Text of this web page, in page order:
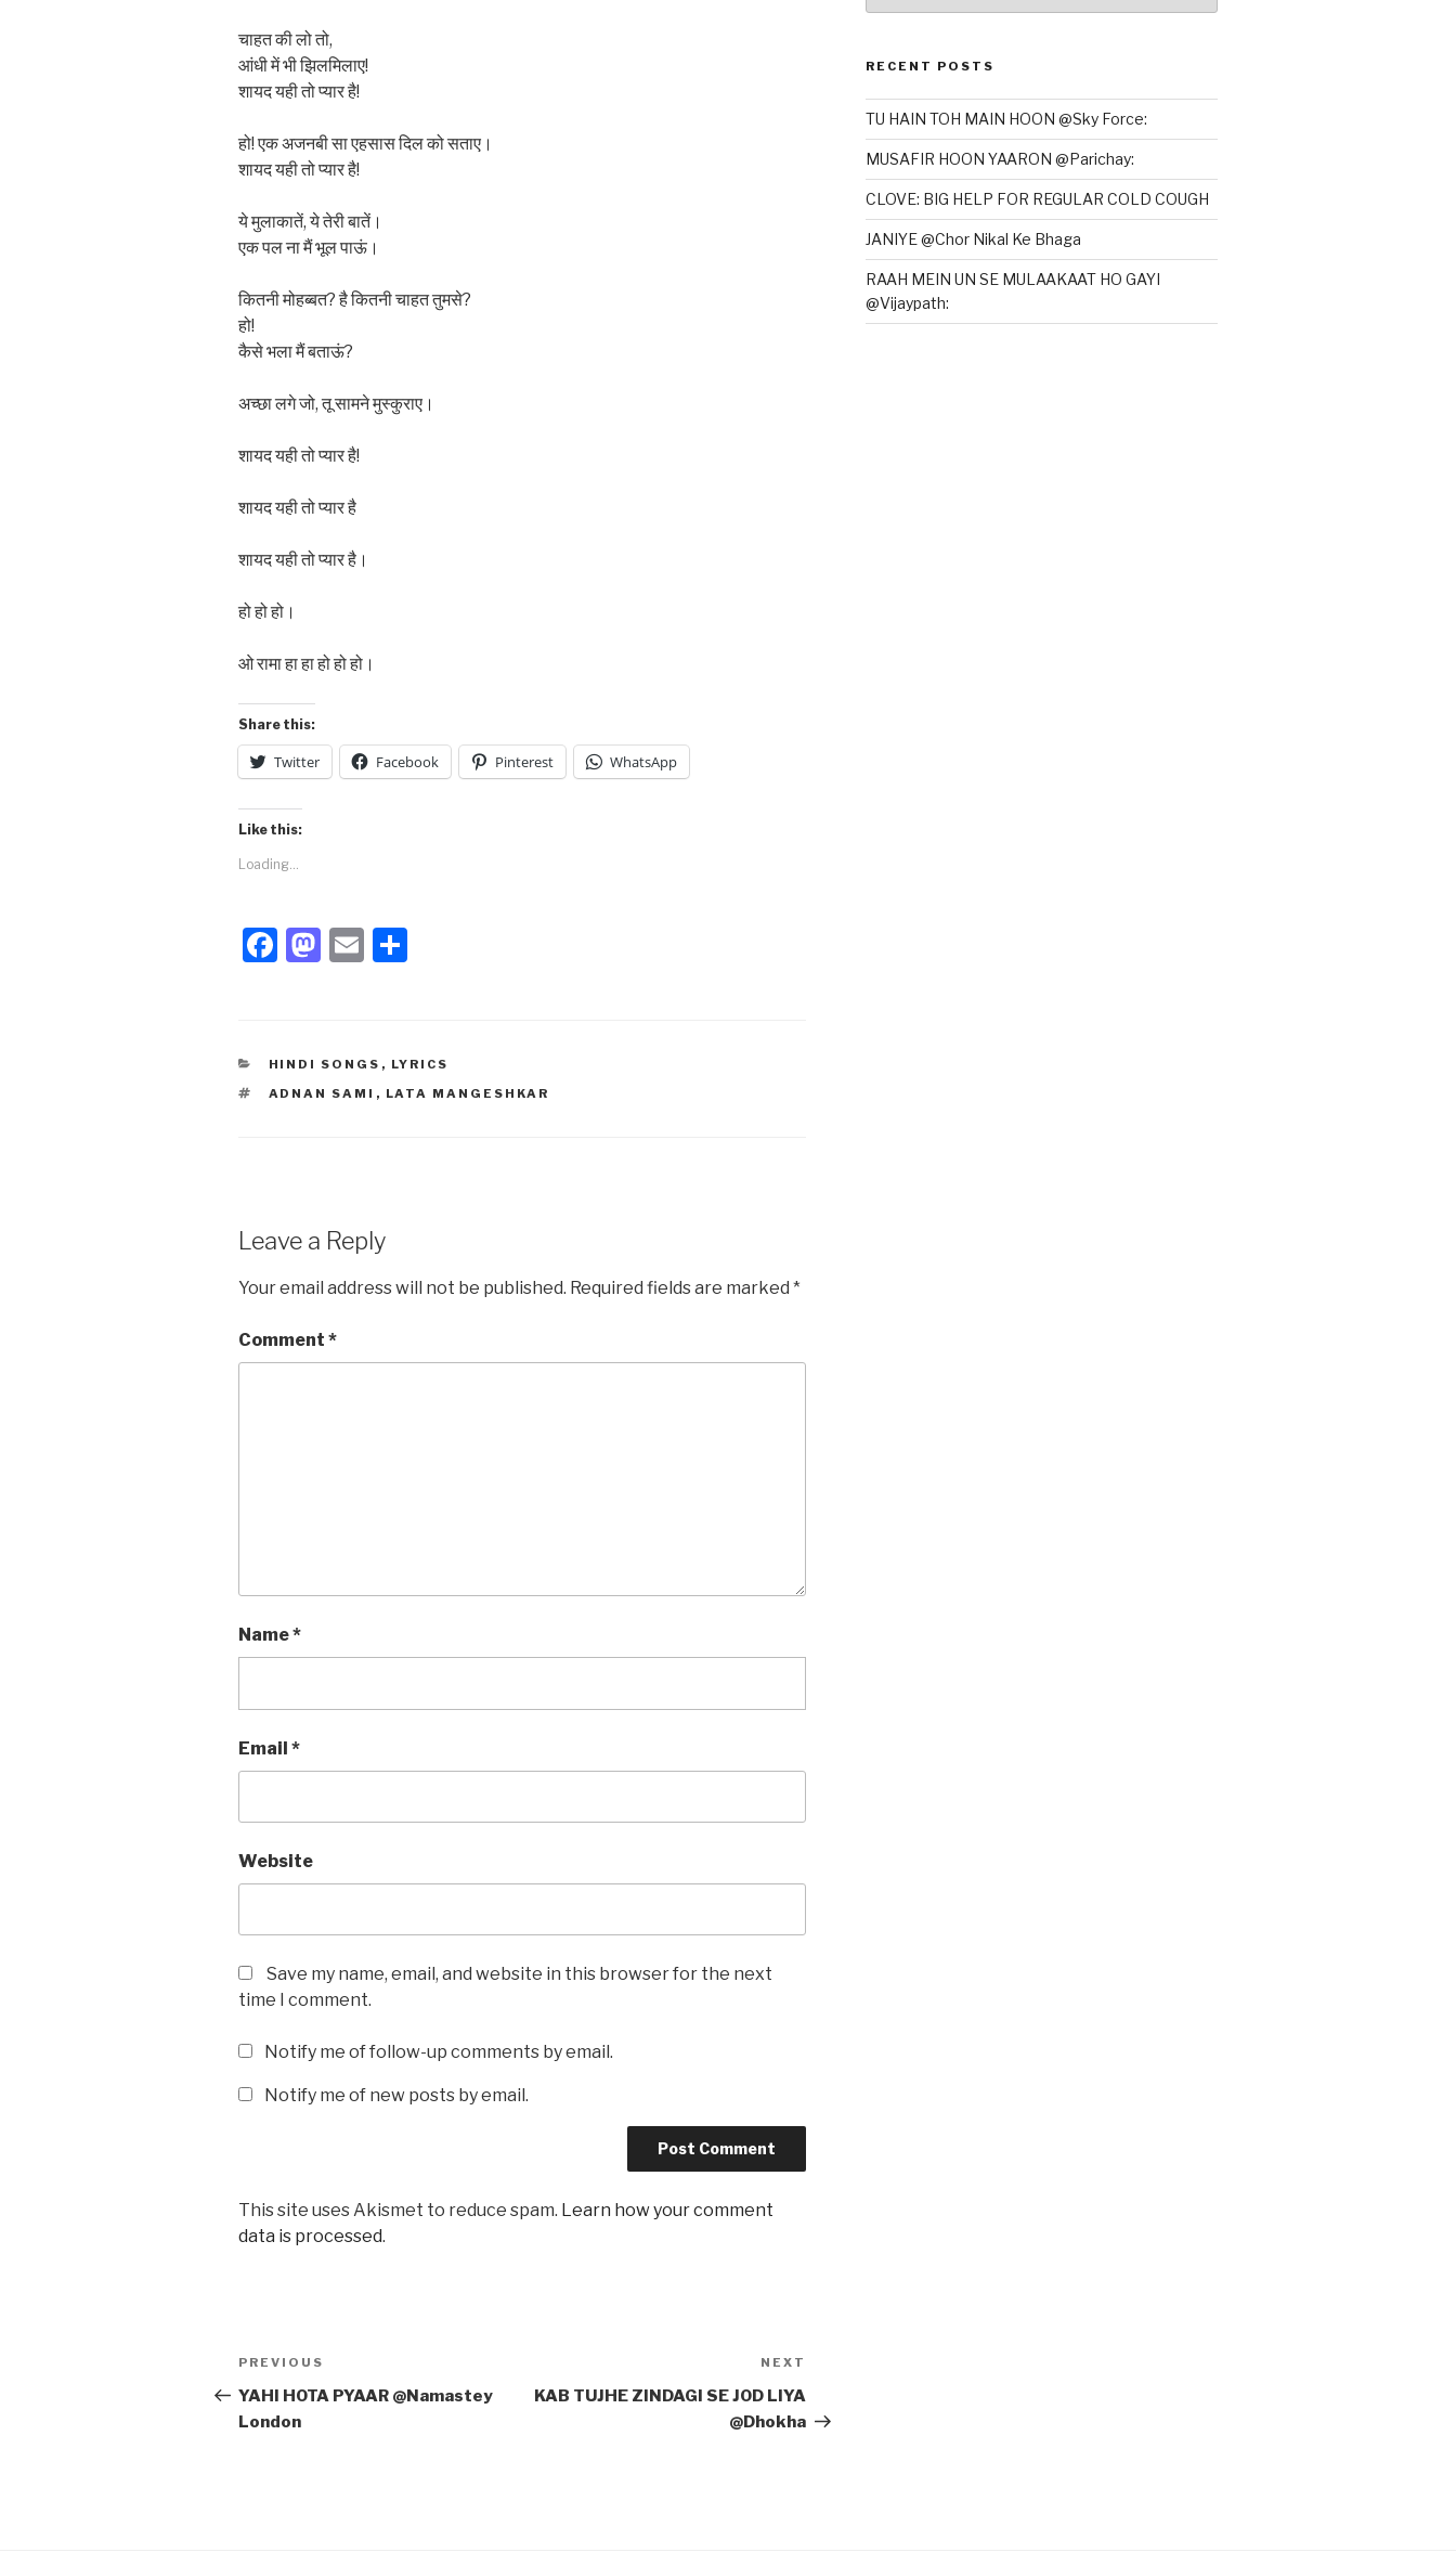
चाहत की लो तो,
आंधी में भी झिलमिलाए!
शायद यही तो प्यार है!
हो! एक अजनबी सा एहसास दिल को सताए।
शायद यही तो प्यार है!
ये मुलाकातें, ये तेरी बातें।
एक पल ना मैं भूल पाऊं।
कितनी मोहब्बत? है कितनी चाहत तुमसे?
हो!
कैसे भला मैं बताऊं?
अच्छा लगे जो, तू सामने मुस्कुराए।
शायद यही तो प्यार है!
शायद यही तो प्यार है
शायद यही तो प्यार है।
हो हो हो।
ओ रामा हा हा हो हो हो।
Share this:
Twitter Facebook Pinterest WhatsApp
Like this:
Loading...
F
e
b
M
o
d
E
e
CATEGORIES
HINDI SONGS , LYRICS
TAGS
ADNAN SAMI , LATA MANGESHKAR
Leave a Reply
Your email address will not be published. Required fields are marked *
Comment *
Name*
Email *
Website
Save my name, email, and website in this browser for the next
time I comment.
Notify me of follow-up comments by email.
Notify me of new posts by email.
This site uses Akismet to reduce spam. Learn how your comment
data is processed.
Post
navigation
Previous
Post
PREVIOUS
YAHI HOTA PYAAR @Namastey
London
NEXT
KAB TUJHE ZINDAGI SE JOD LIYA
@Dhokha
RECENT POSTS
TU HAIN TOH MAIN HOON @Sky Force:
MUSAFIR HOON YAARON @Parichay:
CLOVE: BIG HELP FOR REGULAR COLD COUGH
JANIYE @Chor Nikal Ke Bhaga
RAAH MEIN UN SE MULAAKAAT HO GAYI
@Vijaypath: